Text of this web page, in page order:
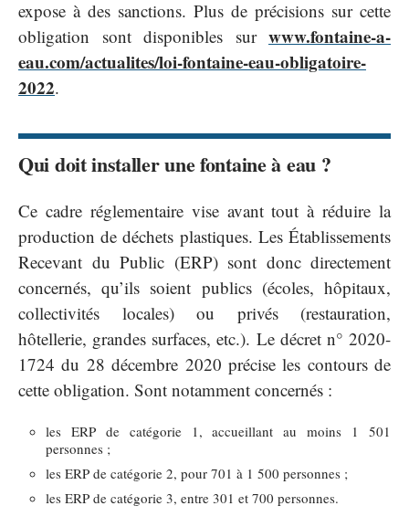
expose à des sanctions. Plus de précisions sur cette
obligation sont disponibles sur www.fontaine-a-
eau.com/actualites/loi-fontaine-eau-obligatoire-
2022.
Qui doit installer une fontaine à eau ?
Ce cadre réglementaire vise avant tout à réduire la
production de déchets plastiques. Les Établissements
Recevant du Public (ERP) sont donc directement
concernés, qu’ils soient publics (écoles, hôpitaux,
collectivités locales) ou privés (restauration,
hôtellerie, grandes surfaces, etc.). Le décret n° 2020-
1724 du 28 décembre 2020 précise les contours de
cette obligation. Sont notamment concernés :
les ERP de catégorie 1, accueillant au moins 1 501
personnes ;
les ERP de catégorie 2, pour 701 à 1 500 personnes ;
les ERP de catégorie 3, entre 301 et 700 personnes.